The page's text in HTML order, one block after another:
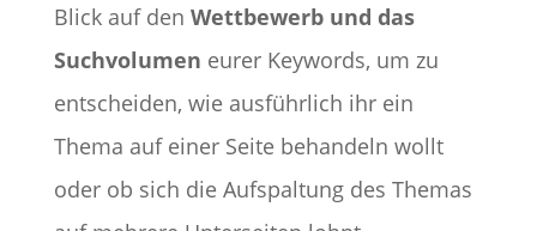
Blick auf den Wettbewerb und das
Suchvolumen eurer Keywords, um zu
entscheiden, wie ausführlich ihr ein
Thema auf einer Seite behandeln wollt
oder ob sich die Aufspaltung des Themas